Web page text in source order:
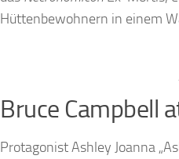
Hüttenbewohnern in einem
Bruce Campbell
Protagonist Ashley Joanna